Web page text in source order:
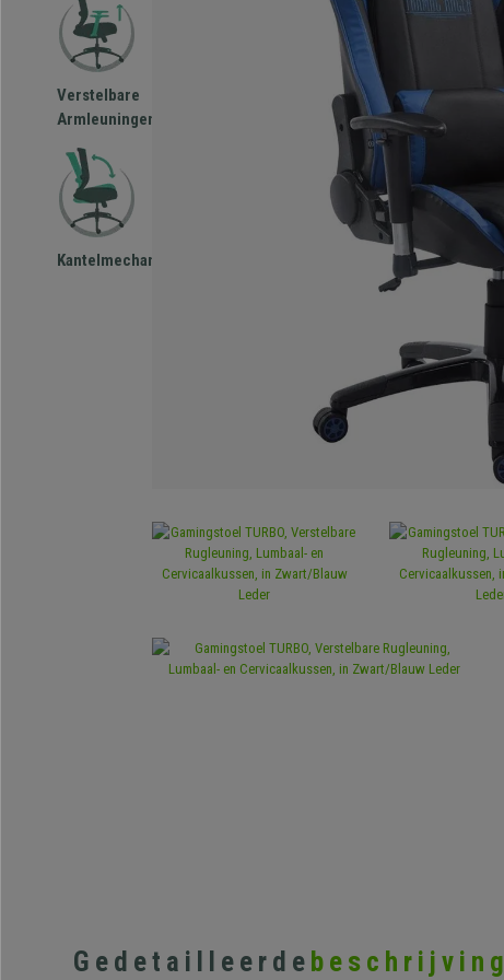
Verstelbare
Armleuningen
Kantelmechanisme
Gedetailleerde beschrijving